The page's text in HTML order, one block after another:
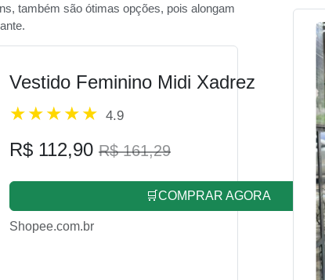
também são ótimas opções, pois alongam
Vestido Feminino Midi Xadrez
4.9
R$ 112,90 R$ 161,29
🛒COMPRAR AGORA
Shopee.com.br